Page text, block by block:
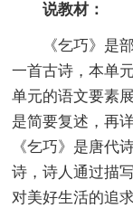
说教材：
《乞巧》是部
一首古诗，本单
单元的语文要素
是简要复述，再
《乞巧》是唐代
诗，诗人通过描
对美好生活的追